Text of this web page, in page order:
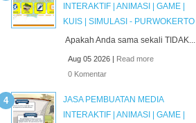
INTERAKTIF | ANIMASI | GAME |
KUIS | SIMULASI - PURWOKERTO
Apakah Anda sama sekali TIDAK...
Aug 05 2026 | Read more
0 Komentar
JASA PEMBUATAN MEDIA
INTERAKTIF | ANIMASI | GAME |